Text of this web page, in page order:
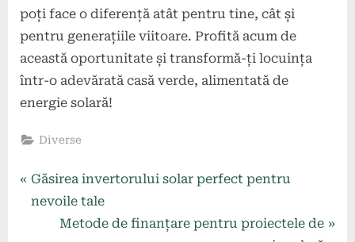
poți face o diferență atât pentru tine, cât și
pentru generațiile viitoare. Profită acum de
această oportunitate și transformă-ți locuința
într-o adevărată casă verde, alimentată de
energie solară!
Diverse
Navigare
P
r
Găsirea invertorului solar perfect pentru
nevoile tale
N
Metode de finanțare pentru proiectele de